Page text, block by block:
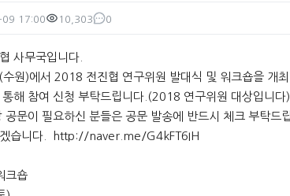
09 17:00
10,303
0
사무국입니다.
원)에서 2018 전진협 연구위원 발대식 및 워크숍을 개최
통해 참여 신청 부탁드립니다.(2018 연구위원 대상입니다)
공문이 필요하신 분들은 공문 발송에 반드시 체크 부탁드
습니다.
http://naver.me/G4kFT6IH
크숍